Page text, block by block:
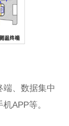
端、数据集中
APP等。